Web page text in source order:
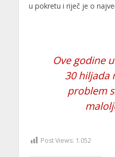
u pokretu i riječ je o
Ove godine
30 hiljada
problem
Post Views: 1.052